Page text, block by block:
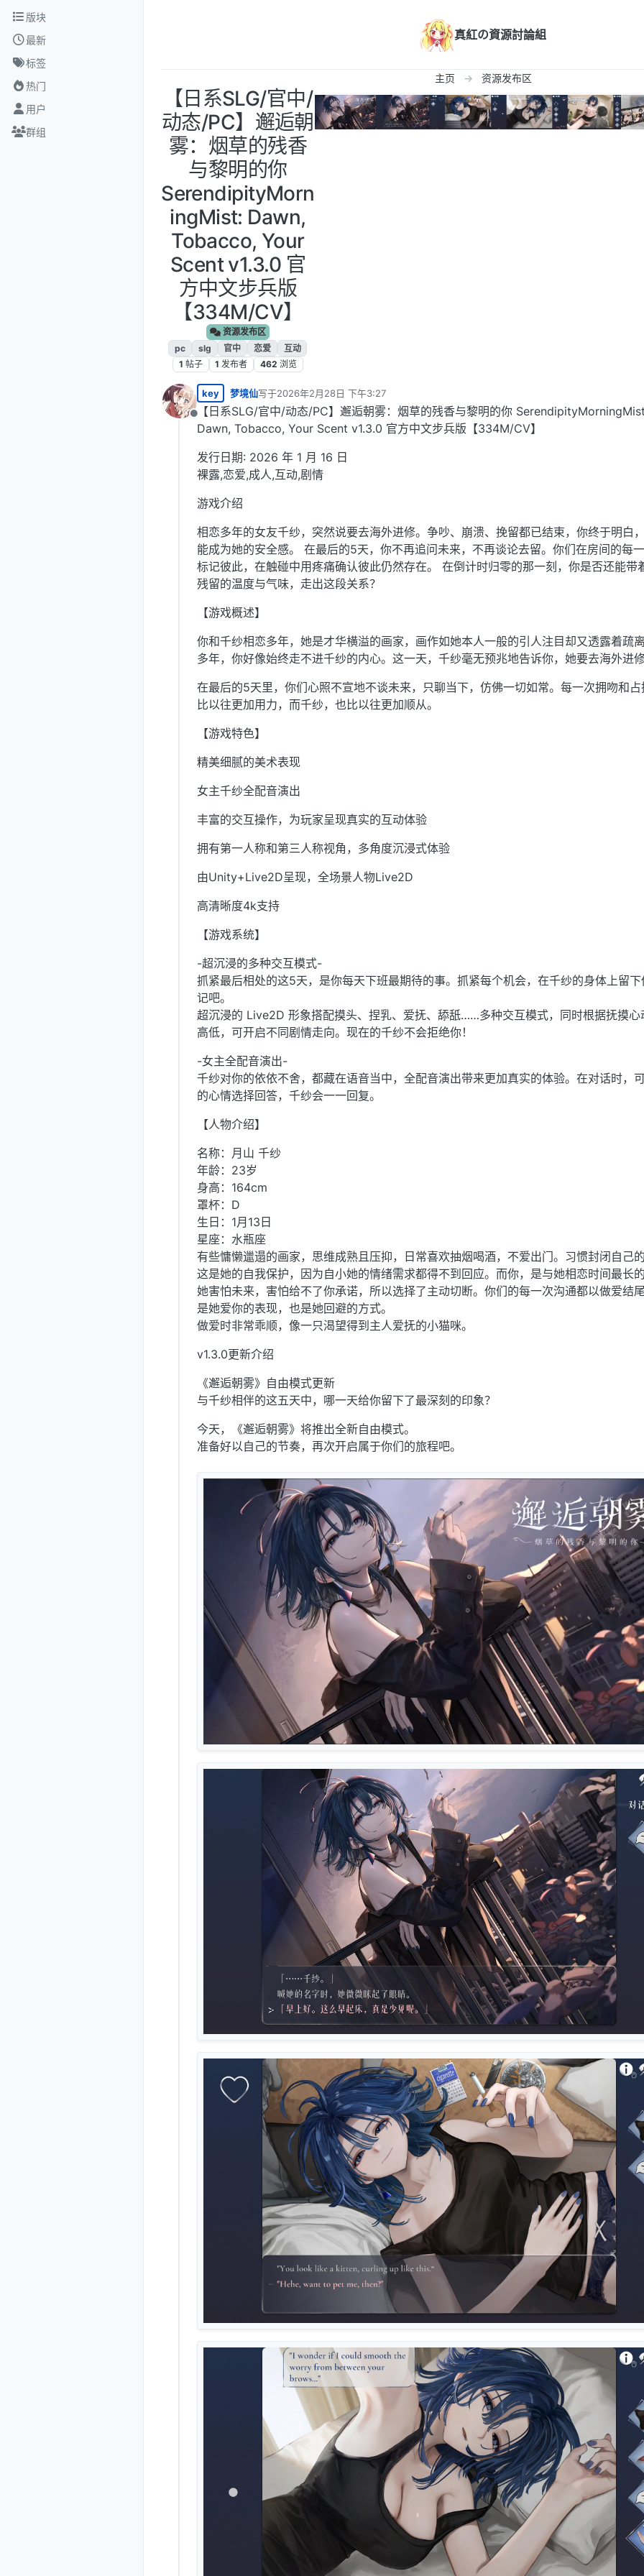
跳转至内容
版块
最新
标签
热门
用户
群组
真紅の資源討論組
主页 资源发布区
【日系SLG/官中/
动态/PC】邂逅朝
雾：烟草的残香
与黎明的你
SerendipityMorn
ingMist: Dawn,
Tobacco, Your
Scent v1.3.0 官
方中文步兵版
【334M/CV】
资源发布区
pc
slg 官中 恋爱
互动
1 帖子 1 发布者 462 浏览
离线
key 梦境仙写于2026年2月28日 下午3:27
最后由 编辑
【日系SLG/官中/动态/PC】邂逅朝雾：烟草的残香与黎明的你
Dawn, Tobacco, Your Scent v1.3.0 官方中文步兵版【334M/CV】
发行日期: 2026 年 1 月 16 日
裸露,恋爱,成人,互动,剧情
游戏介绍
相恋多年的女友千纱，突然说要去海外进修。争吵、崩溃、挽留都已结束，你终于明白
能成为她的安全感。 在最后的5天，你不再追问未来，不再谈论去留。你们在房间的每
标记彼此，在触碰中用疼痛确认彼此仍然存在。 在倒计时归零的那一刻，你是否还能带
残留的温度与气味，走出这段关系？
【游戏概述】
你和千纱相恋多年，她是才华横溢的画家，画作如她本人一般的引人注目却又透露着疏
多年，你好像始终走不进千纱的内心。这一天，千纱毫无预兆地告诉你，她要去海外进
在最后的5天里，你们心照不宣地不谈未来，只聊当下，仿佛一切如常。每一次拥吻和
比以往更加用力，而千纱，也比以往更加顺从。
【游戏特色】
精美细腻的美术表现
女主千纱全配音演出
丰富的交互操作，为玩家呈现真实的互动体验
拥有第一人称和第三人称视角，多角度沉浸式体验
由Unity+Live2D呈现，全场景人物Live2D
高清晰度4k支持
【游戏系统】
-超沉浸的多种交互模式-
抓紧最后相处的这5天，是你每天下班最期待的事。抓紧每个机会，在千纱的身体上留
记吧。
超沉浸的 Live2D 形象搭配摸头、捏乳、爱抚、舔舐……多种交互模式，同时根据抚摸心
高低，可开启不同剧情走向。现在的千纱不会拒绝你！
-女主全配音演出-
千纱对你的依依不舍，都藏在语音当中，全配音演出带来更加真实的体验。在对话时，
的心情选择回答，千纱会一一回复。
【人物介绍】
名称：月山 千纱
年龄：23岁
身高：164cm
罩杯：D
生日：1月13日
星座：水瓶座
有些慵懒邋遢的画家，思维成熟且压抑，日常喜欢抽烟喝酒，不爱出门。习惯封闭自己
这是她的自我保护，因为自小她的情绪需求都得不到回应。而你，是与她相恋时间最长
她害怕未来，害怕给不了你承诺，所以选择了主动切断。你们的每一次沟通都以做爱结
是她爱你的表现，也是她回避的方式。
做爱时非常乖顺，像一只渴望得到主人爱抚的小猫咪。
v1.3.0更新介绍
《邂逅朝雾》自由模式更新
与千纱相伴的这五天中，哪一天给你留下了最深刻的印象？
今天，《邂逅朝雾》将推出全新自由模式。
准备好以自己的节奏，再次开启属于你们的旅程吧。